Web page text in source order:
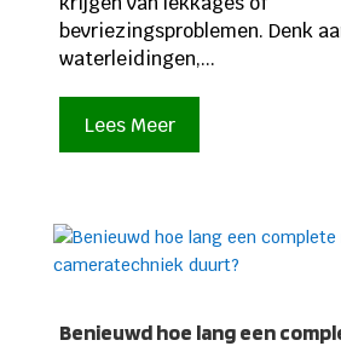
bevriezingsproblemen. Denk
waterleidingen,...
Lees Meer
Benieuwd hoe lang een